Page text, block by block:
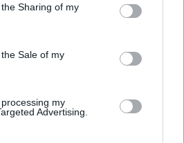
usage behaviour. You may click to
Google and its third-party tags to
purposes in below Google
Sharing of my
Sale of my
my
Advertising.
minimaliste e porta
campionatura di tessuti che